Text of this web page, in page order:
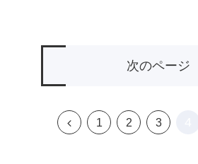
次のページ
前
1 2 3